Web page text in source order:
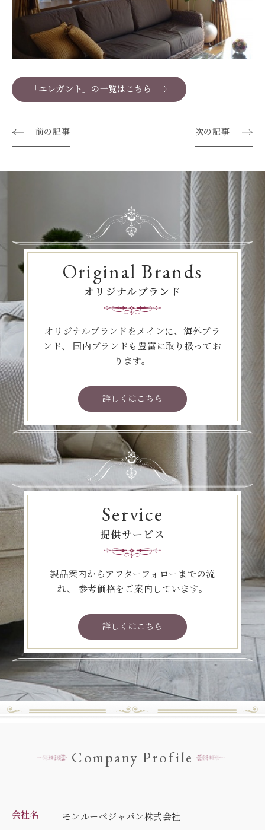
「エレガント」の一覧はこちら
前の記事 次の記事
Original Brands
オリジナルブランド
オリジナルブランドをメインに、海外ブラ
ンド、
国内ブランドも豊富に取り扱ってお
ります。
詳しくはこちら
Service
提供サービス
製品案内からアフターフォローまでの流
れ、
参考価格をご案内しています。
詳しくはこちら
Company Profile
会社名 モンルーベジャパン株式会社